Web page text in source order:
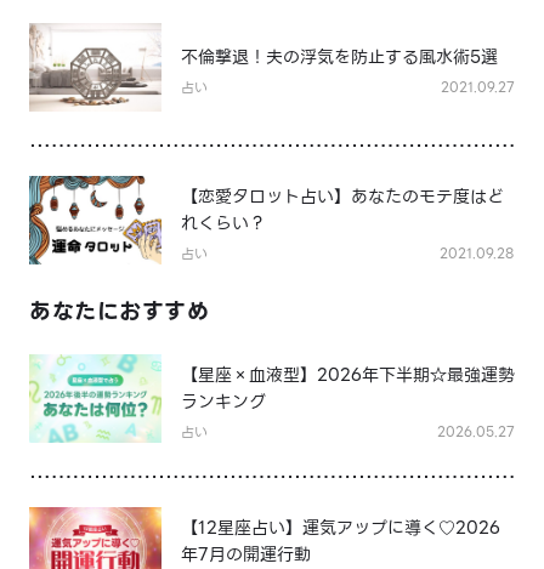
不倫撃退！夫の浮気を防止する風水術5選
占い 2021.09.27
【恋愛タロット占い】あなたのモテ度はど
れくらい？
占い 2021.09.28
あなたにおすすめ
【星座×血液型】2026年下半期☆最強運勢
ランキング
占い 2026.05.27
【12星座占い】運気アップに導く♡2026
年7月の開運行動